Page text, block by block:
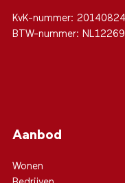
KvK-nummer: 20140824
BTW-nummer:
Aanbod
Wonen